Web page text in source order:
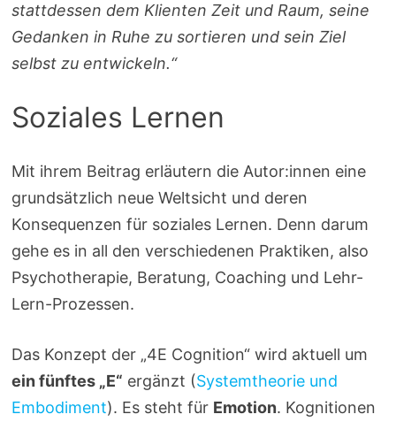
stattdessen dem Klienten Zeit und Raum, seine
Gedanken in Ruhe zu sortieren und sein Ziel
selbst zu entwickeln.“
Soziales Lernen
Mit ihrem Beitrag erläutern die Autor:innen eine
grundsätzlich neue Weltsicht und deren
Konsequenzen für soziales Lernen. Denn darum
gehe es in all den verschiedenen Praktiken, also
Psychotherapie, Beratung, Coaching und Lehr-
Lern-Prozessen.
Das Konzept der „4E Cognition“ wird aktuell um
ein fünftes „E“ ergänzt (Systemtheorie und
Embodiment). Es steht für Emotion. Kognitionen